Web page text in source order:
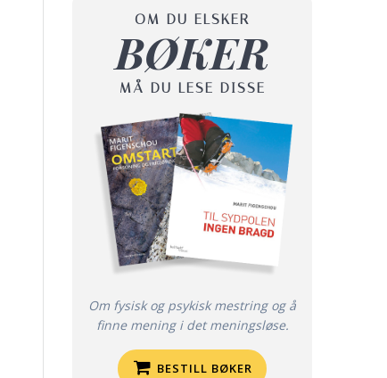
OM DU ELSKER
BØKER
MÅ DU LESE DISSE
Om fysisk og psykisk mestring og å
finne mening i det meningsløse.
BESTILL BØKER